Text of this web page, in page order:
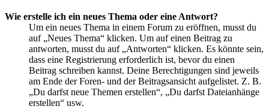
Wie erstelle ich ein neues Thema oder eine Antwort?
Um ein neues Thema in einem Forum zu eröffnen, musst du
auf „Neues Thema“ klicken. Um auf einen Beitrag zu
antworten, musst du auf „Antworten“ klicken. Es könnte sein,
dass eine Registrierung erforderlich ist, bevor du einen
Beitrag schreiben kannst. Deine Berechtigungen sind jeweils
am Ende der Foren- und der Beitragsansicht aufgelistet. Z. B.
„Du darfst neue Themen erstellen“, „Du darfst Dateianhänge
erstellen“ usw.